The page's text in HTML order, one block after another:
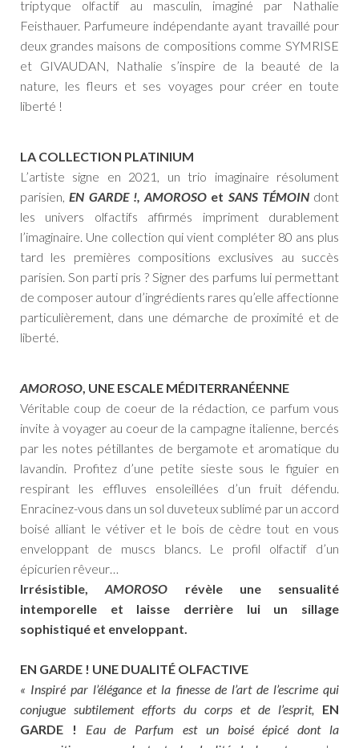
triptyque olfactif au masculin, imaginé par Nathalie
Feisthauer. Parfumeure indépendante ayant travaillé pour
deux grandes maisons de compositions comme SYMRISE
et GIVAUDAN, Nathalie s’inspire de la beauté de la
nature, les fleurs et ses voyages pour créer en toute
liberté !
LA COLLECTION PLATINIUM
L’artiste signe en 2021, un trio imaginaire résolument
parisien,EN GARDE !, AMOROSO et SANS TÉMOINdont
les univers olfactifs affirmés impriment durablement
l’imaginaire. Une collection qui vient compléter 80 ans plus
tard les premières compositions exclusives au succès
parisien. Son parti pris ? Signer des parfums lui permettant
de composer autour d’ingrédients rares qu’elle affectionne
particulièrement, dans une démarche de proximité et de
liberté.
AMOROSO, UNE ESCALE MÉDITERRANÉENNE
Véritable coup de coeur de la rédaction, ce parfum vous
invite à voyager au coeur de la campagne italienne, bercés
par les notes pétillantes de bergamote et aromatique du
lavandin. Profitez d’une petite sieste sous le figuier en
respirant les effluves ensoleillées d’un fruit défendu.
Enracinez-vous dans un sol duveteux sublimé par un accord
boisé alliant le vétiver et le bois de cèdre tout en vous
enveloppant de muscs blancs. Le profil olfactif d’un
épicurien rêveur…
Irrésistible,AMOROSO révèle une sensualité
intemporelle et laisse derrière lui un sillage
sophistiqué et enveloppant.
EN GARDE ! UNE DUALITÉ OLFACTIVE
« Inspiré par l’élégance et la finesse de l’art de l’escrime qui
conjugue subtilement efforts du corps et de l’esprit,
EN
GARDE ! Eau de Parfum est un boisé épicé dont la